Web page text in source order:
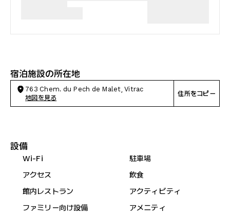
宿泊施設の所在地
763 Chem. du Pech de Malet, Vitrac
地図を見る
住所をコピー
設備
Wi-Fi
駐車場
アクセス
飲食
館内レストラン
アクティビティ
ファミリー向け設備
アメニティ